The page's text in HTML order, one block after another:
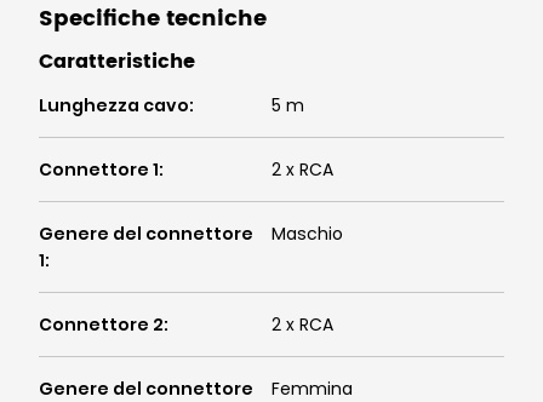
Specifiche tecniche
Caratteristiche
Lunghezza cavo: 5 m
Connettore 1: 2 x RCA
Genere del connettore
1:
Maschio
Connettore 2: 2 x RCA
Genere del connettore
Femmina